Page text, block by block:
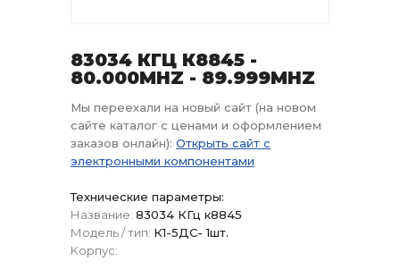
83034 КГЦ К8845 -
80.000MHZ - 89.999MHZ
Мы переехали на новый сайт (на новом
сайте каталог с ценами и оформлением
заказов онлайн): Открыть сайт с
электронными компонентами
Технические параметры:
Название: 83034 КГц к8845
Модель / тип: К1-5ДС- 1шт.
Корпус: